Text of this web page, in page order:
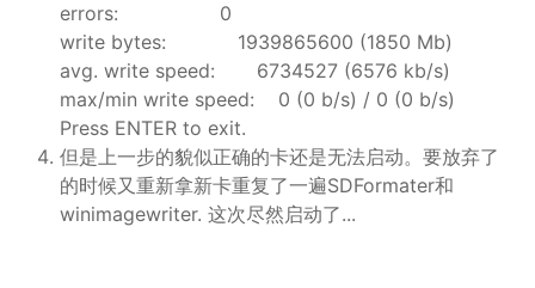
errors: 0
write bytes: 1939865600 (1850 Mb)
avg. write speed: 6734527 (6576 kb/s)
max/min write speed: 0 (0 b/s) / 0 (0 b/s)
Press ENTER to exit.
但是上一步的貌似正确的卡还是无法启动。要放弃了
的时候又重新拿新卡重复了一遍SDFormater和
winimagewriter. 这次尽然启动了...